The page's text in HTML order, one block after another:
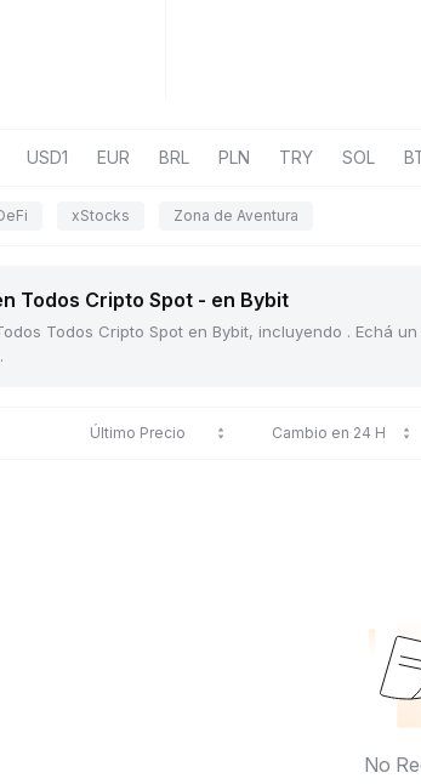
USD1 EUR BRL PLN TRY SOL
xStocks Zona de Aventura
Todos Cripto Spot - en Bybit
Todos Cripto Spot en Bybit, incluyendo . Echá
Último Precio Cambio en 24 H
No